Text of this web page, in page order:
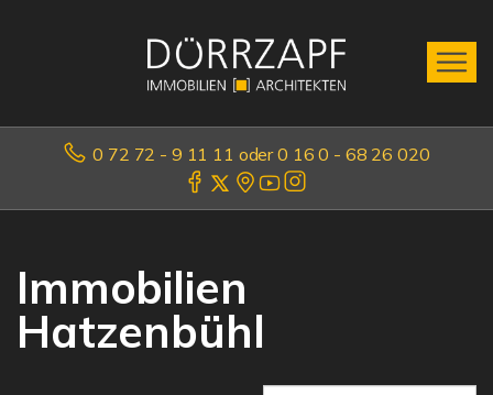
0 72 72 - 9 11 11 oder 0 16 0 - 68 26 020
Immobilien
Hatzenbühl